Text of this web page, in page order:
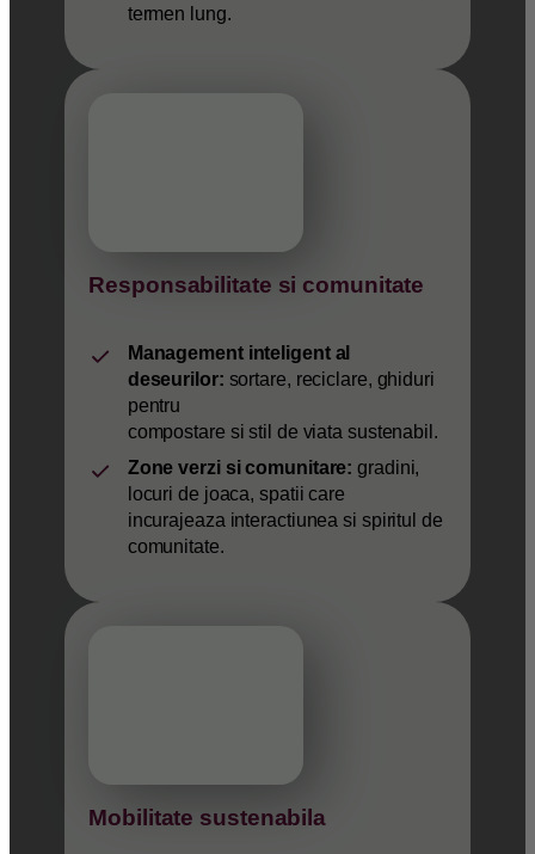
termen lung.
Responsabilitate si comunitate
Management inteligent al
deseurilor: sortare, reciclare, ghiduri
pentru
compostare si stil de viata sustenabil.
Zone verzi si comunitare: gradini,
locuri de joaca, spatii care
incurajeaza interactiunea si spiritul de
comunitate.
Mobilitate sustenabila